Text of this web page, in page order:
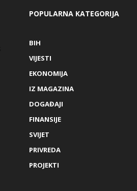
POPULARNA KATEGORIJA
BIH
VIJESTI
EKONOMIJA
IZ MAGAZINA
DOGAĐAJI
FINANSIJE
SVIJET
PRIVREDA
PROJEKTI